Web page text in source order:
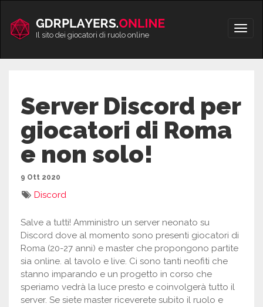
contenuto
Apri/
Il sito dei giocatori di ruolo online
Server Discord per
giocatori di Roma
e non solo!
9 Ott 2020
Discord
Salve a tutti! Amministro un server neonato su
Discord dove al momento sono presenti giocatori di
Roma (20-27 anni) e master che propongono partite
sia online. al tavolo e live. Ci sono tanti neofiti che
stanno imparando e un progetto in corso che
speriamo vedrà la luce presto e coinvolgerà tutto il
server. Se siete master riceverete subito il ruolo e